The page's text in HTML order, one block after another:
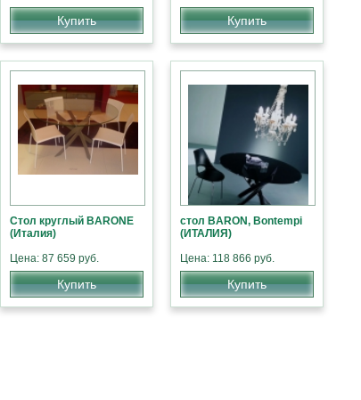
Купить Купить
Стол круглый BARONE
(Италия)
Цена: 87 659 руб.
Купить
стол BARON, Bontempi
(ИТАЛИЯ)
Цена: 118 866 руб.
Купить